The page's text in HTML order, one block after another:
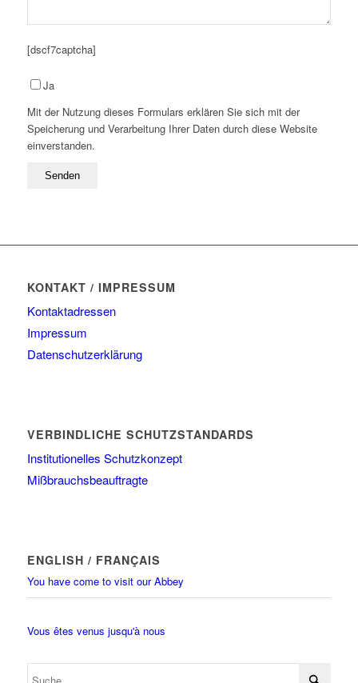
[dscf7captcha]
Please
leave
this
field
empty.
Ja
Mit der Nutzung dieses Formulars erklären Sie sich mit der
Speicherung und Verarbeitung Ihrer Daten durch diese Website
einverstanden.
KONTAKT / IMPRESSUM
Kontaktadressen
Impressum
Datenschutzerklärung
VERBINDLICHE SCHUTZSTANDARDS
Institutionelles Schutzkonzept
Mißbrauchsbeauftragte
ENGLISH / FRANÇAIS
You have come to visit our Abbey
Vous êtes venus jusqu'à nous